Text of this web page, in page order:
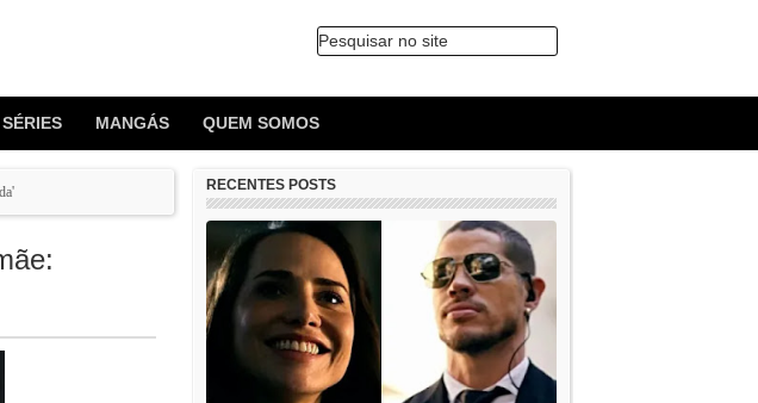
Pesquisar no site
SÉRIES MANGÁS QUEM SOMOS
RECENTES POSTS